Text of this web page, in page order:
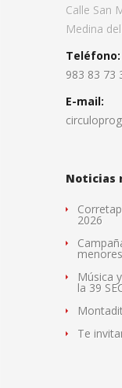
Calle San
Medina
Teléfono:
983 83 73
E-mail:
Noticias
2026
Música
la 39
Te